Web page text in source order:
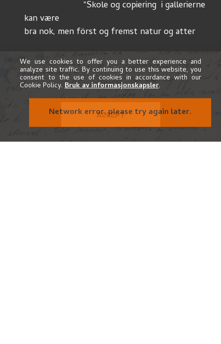
kan være
bra nok, men först og fremst natur og atter
<så> sin egen fantasi og fölelse. En god lærer
som forstår
Og mindre tanker på å lære en elev sine egne
færdigheder. –
<Lazurvirkninger> lærer man sig efterhånden
selv å
We use cookies to offer you a better experience and
analyze site traffic. By continuing to use this website, you
consent to the use of cookies in accordance with our
Cookie Policy. Bruk av informasjonskapsler.
ACCEPT
Network error, please try again later.